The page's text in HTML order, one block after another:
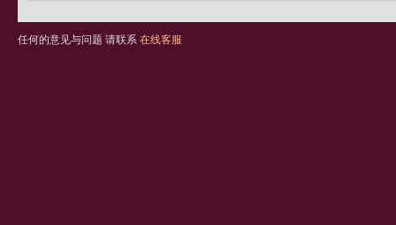
任何的意见与问题 请联系 在线客服